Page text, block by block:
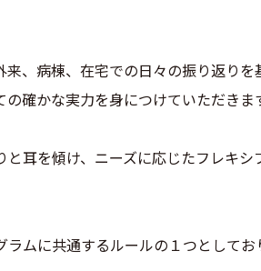
、病棟、在宅での日々の振り返り
確かな実力を身につけていただきま
耳を傾け、ニーズに応じたフレキ
ムに共通するルールの１つとして